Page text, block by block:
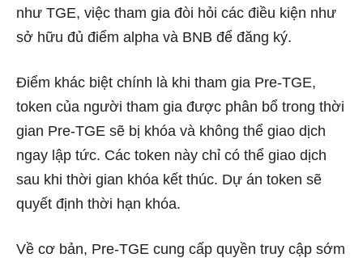
như TGE, việc tham gia đòi hỏi các điều kiện như
sở hữu đủ điểm alpha và BNB để đăng ký.
Điểm khác biệt chính là khi tham gia Pre-TGE,
token của người tham gia được phân bổ trong thời
gian Pre-TGE sẽ bị khóa và không thể giao dịch
ngay lập tức. Các token này chỉ có thể giao dịch
sau khi thời gian khóa kết thúc. Dự án token sẽ
quyết định thời hạn khóa.
Về cơ bản, Pre-TGE cung cấp quyền truy cập sớm